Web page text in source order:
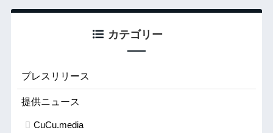
カテゴリー
プレスリリース
提供ニュース
CuCu.media